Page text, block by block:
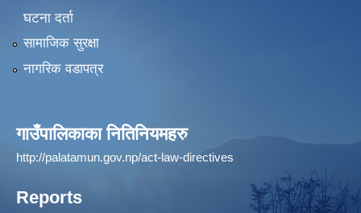
घटना दर्ता
सामाजिक सुरक्षा
नागरिक वडापत्र
गाउँपालिकाका नितिनियमहरु
http://palatamun.gov.np/act-law-directives
Reports